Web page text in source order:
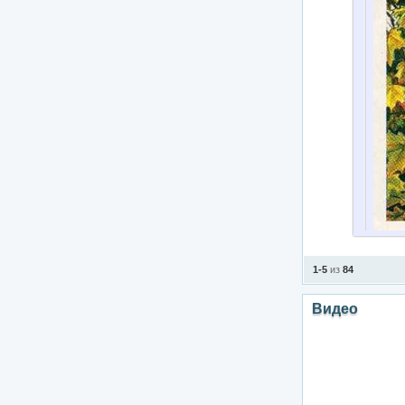
1-5 из 84
Видео